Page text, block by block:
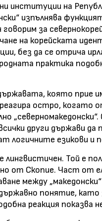
институции на
изпълнява
за
на корейската
без да се отрича
практика
която прие
реагира остро, когато
други държави
логичните езикови и
Той е
от Скопие. Част от
между
понятие,
реакция показва